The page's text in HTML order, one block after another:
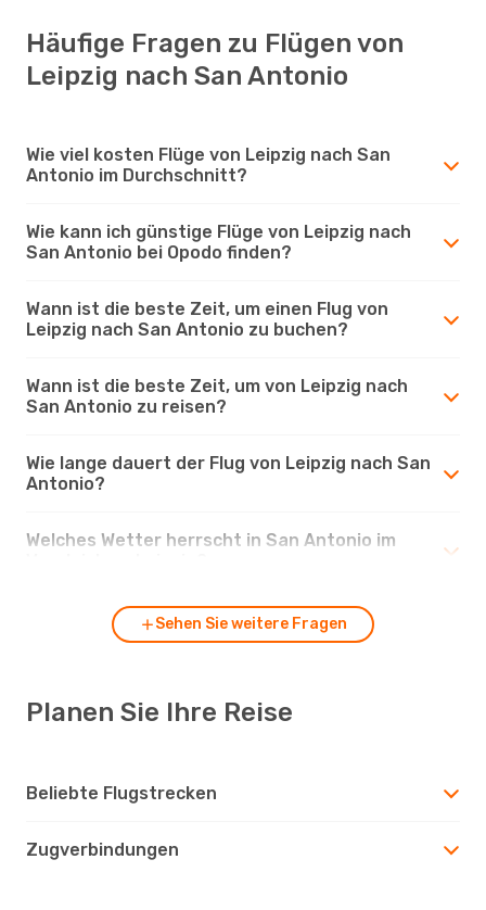
Häufige Fragen zu Flügen von
Leipzig nach San Antonio
Wie viel kosten Flüge von Leipzig nach San
Antonio im Durchschnitt?
Wie kann ich günstige Flüge von Leipzig nach
San Antonio bei Opodo finden?
Wann ist die beste Zeit, um einen Flug von
Leipzig nach San Antonio zu buchen?
Wann ist die beste Zeit, um von Leipzig nach
San Antonio zu reisen?
Wie lange dauert der Flug von Leipzig nach San
Antonio?
Welches Wetter herrscht in San Antonio im
Sehen Sie weitere Fragen
Planen Sie Ihre Reise
Beliebte Flugstrecken
Zugverbindungen